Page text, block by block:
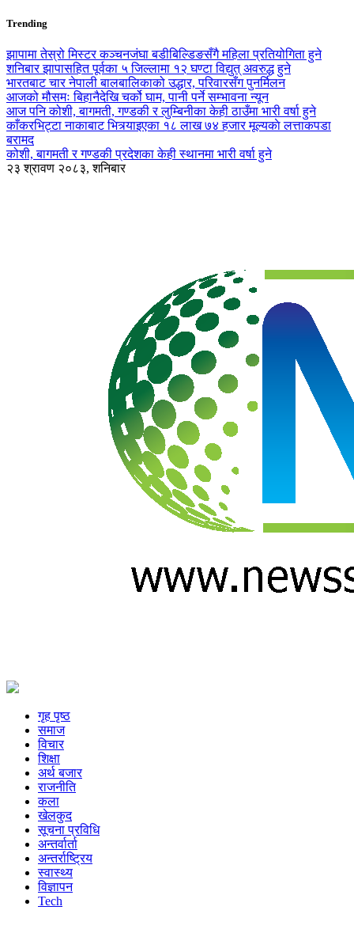
Trending
झापामा तेस्रो मिस्टर कञ्चनजंघा बडीबिल्डिङसँगै महिला प्रतियोगिता हुने
शनिबार झापासहित पूर्वका ५ जिल्लामा १२ घण्टा विद्युत् अवरुद्ध हुने
भारतबाट चार नेपाली बालबालिकाको उद्धार, परिवारसँग पुनर्मिलन
आजको मौसमः बिहानैदेखि चर्को घाम, पानी पर्ने सम्भावना न्यून
आज पनि कोशी, बागमती, गण्डकी र लुम्बिनीका केही ठाउँमा भारी वर्षा हुने
काँकरभिट्टा नाकाबाट भित्र्याइएका १८ लाख ७४ हजार मूल्यकाे लत्ताकपडा
बरामद
कोशी, बागमती र गण्डकी प्रदेशका केही स्थानमा भारी वर्षा हुने
२३ श्रावण २०८३, शनिबार
गृह पृष्ठ
समाज
विचार
शिक्षा
अर्थ बजार
राजनीति
कला
खेलकुद
सूचना प्रविधि
अन्तर्वार्ता
अन्तर्राष्ट्रिय
स्वास्थ्य
विज्ञापन
Tech